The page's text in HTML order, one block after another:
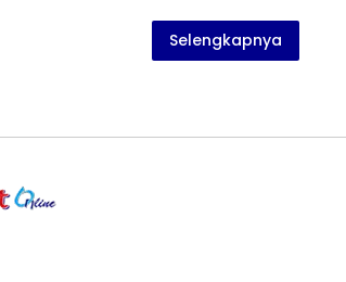
Selengkapnya